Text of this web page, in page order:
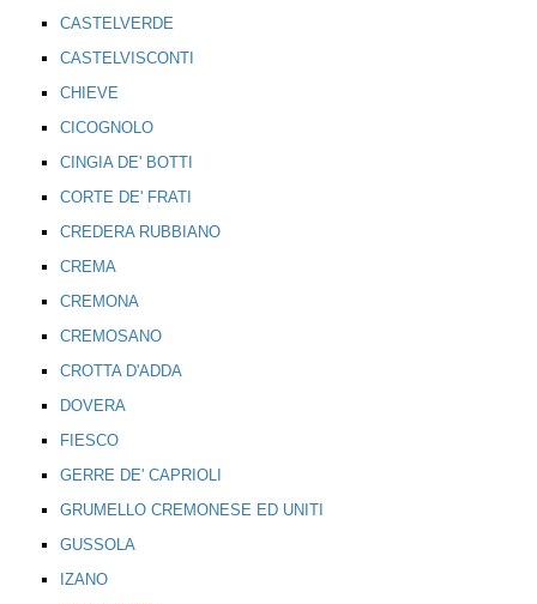
CASTELVERDE
CASTELVISCONTI
CHIEVE
CICOGNOLO
CINGIA DE' BOTTI
CORTE DE' FRATI
CREDERA RUBBIANO
CREMA
CREMONA
CREMOSANO
CROTTA D'ADDA
DOVERA
FIESCO
GERRE DE' CAPRIOLI
GRUMELLO CREMONESE ED UNITI
GUSSOLA
IZANO